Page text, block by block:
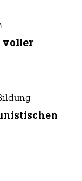
voller